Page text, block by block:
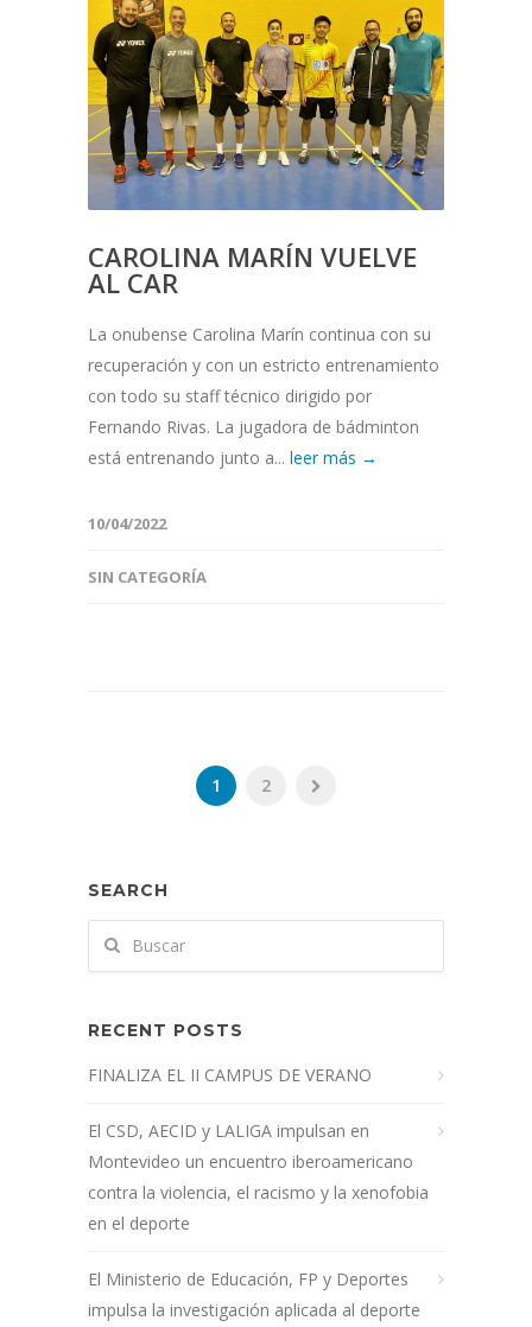
CAROLINA MARÍN VUELVE
AL CAR
La onubense Carolina Marín continua con su
recuperación y con un estricto entrenamiento
con todo su staff técnico dirigido por
Fernando Rivas. La jugadora de bádminton
está entrenando junto a... leer más →
10/04/2022
SIN CATEGORÍA
1 2
SEARCH
RECENT POSTS
FINALIZA EL II CAMPUS DE VERANO
El CSD, AECID y LALIGA impulsan en
Montevideo un encuentro iberoamericano
contra la violencia, el racismo y la xenofobia
en el deporte
El Ministerio de Educación, FP y Deportes
impulsa la investigación aplicada al deporte